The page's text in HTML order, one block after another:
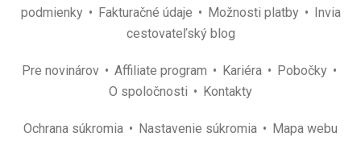
podmienky
Fakturačné údaje Možnosti platby
Invia
cestovateľský blog
Pre novinárov Affiliate program Kariéra
Pobočky
O spoločnosti
Kontakty
Ochrana súkromia Nastavenie súkromia Mapa webu